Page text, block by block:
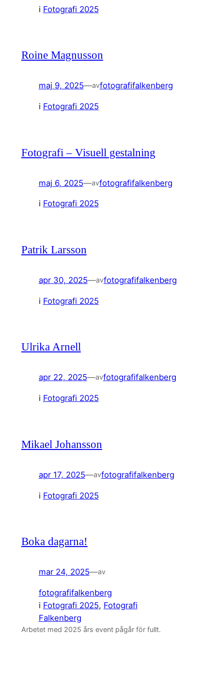
i Fotografi 2025
Roine Magnusson
maj 9, 2025—avfotografifalkenberg
i Fotografi 2025
Fotografi – Visuell gestalning
maj 6, 2025—avfotografifalkenberg
i Fotografi 2025
Patrik Larsson
apr 30, 2025—avfotografifalkenberg
i Fotografi 2025
Ulrika Arnell
apr 22, 2025—avfotografifalkenberg
i Fotografi 2025
Mikael Johansson
apr 17, 2025—avfotografifalkenberg
i Fotografi 2025
Boka dagarna!
mar 24, 2025—av
fotografifalkenberg
i Fotografi 2025, Fotografi
Falkenberg
Arbetet med 2025 års event pågår för fullt.